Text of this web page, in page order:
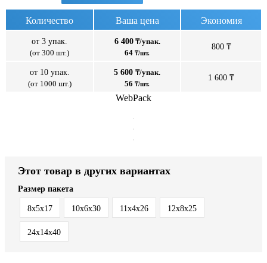
Количество Ваша цена Экономия
от 3 упак.
(от 300 шт.)
6 400₸/упак.
64 ₸/шт.
800 ₸
от 10 упак.
(от 1000 шт.)
5 600 ₸/упак.
56 ₸/шт.
1 600 ₸
WebPack
Этот товар в других вариантах
Размер пакета
8х5х17 10х6х30 11х4х26 12х8х25
24х14х40